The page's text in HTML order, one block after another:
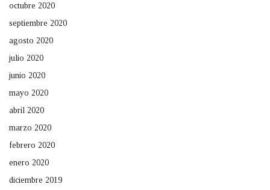
octubre 2020
septiembre 2020
agosto 2020
julio 2020
junio 2020
mayo 2020
abril 2020
marzo 2020
febrero 2020
enero 2020
diciembre 2019